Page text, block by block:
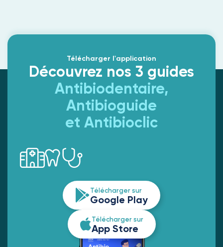
Télécharger l'application
Découvrez nos 3 guides
Antibiodentaire,
Antibioguide
et Antibioclic
Télécharger sur
Google Play
Télécharger sur
App Store